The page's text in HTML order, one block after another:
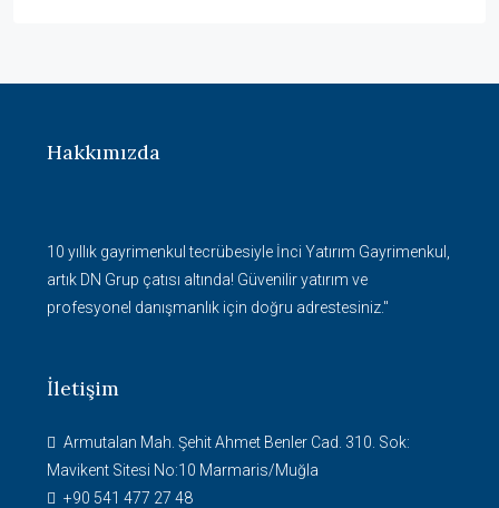
Hakkımızda
10 yıllık gayrimenkul tecrübesiyle İnci Yatırım Gayrimenkul,
artık DN Grup çatısı altında! Güvenilir yatırım ve
profesyonel danışmanlık için doğru adrestesiniz."
İletişim
Armutalan Mah. Şehit Ahmet Benler Cad. 310. Sok:
Mavikent Sitesi No:10 Marmaris/Muğla
+90 541 477 27 48